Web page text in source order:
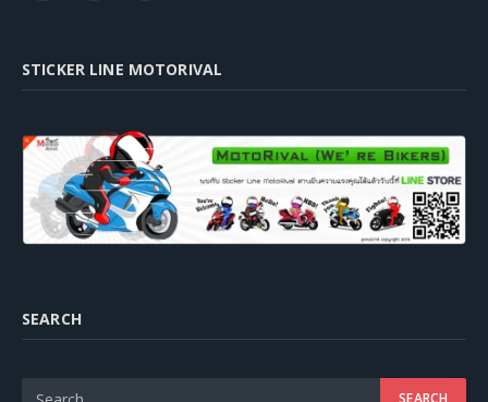
STICKER LINE MOTORIVAL
SEARCH